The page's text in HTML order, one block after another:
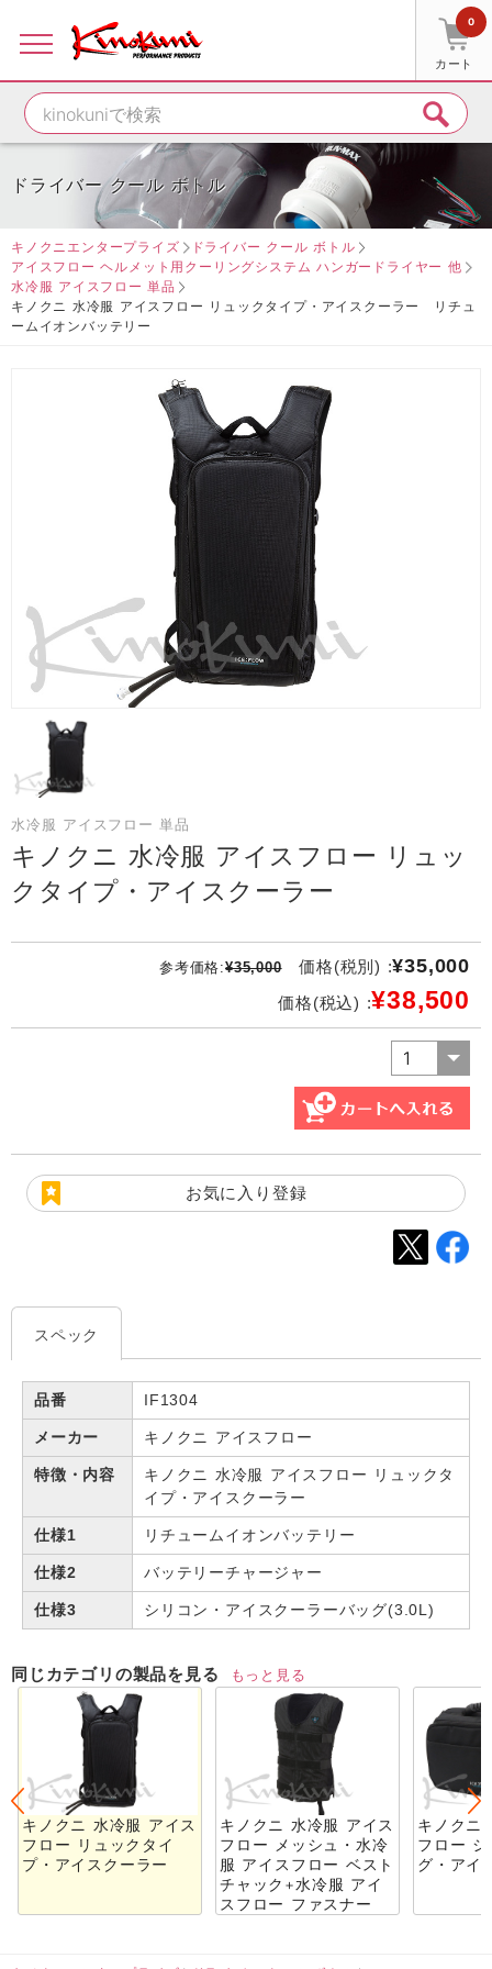
カート
0
ドライバー クール ボトル
キノクニエンタープライズ
ドライバー クール ボトル
アイスフロー ヘルメット用クーリングシステム ハンガードライヤー 他
水冷服 アイスフロー 単品
キノクニ 水冷服 アイスフロー リュックタイプ・アイスクーラー リチュ
ームイオンバッテリー
水冷服 アイスフロー 単品
キノクニ 水冷服 アイスフロー リュッ
クタイプ・アイスクーラー
参考価格:¥35,000 価格(税別) :¥35,000
価格(税込) :¥38,500
お気に入り登録
スペック
品番 IF1304
メーカー キノクニ アイスフロー
特徴・内容
キノクニ 水冷服 アイスフロー リュックタ
イプ・アイスクーラー
仕様1 リチュームイオンバッテリー
仕様2 バッテリーチャージャー
仕様3 シリコン・アイスクーラーバッグ(3.0L)
同じカテゴリの製品を見る もっと見る
キノクニ 水冷服 アイス
フロー リュックタイ
プ・アイスクーラー
キノクニ 水冷服 アイス
フロー メッシュ・水冷
服 アイスフロー ベスト
チャック+水冷服 アイ
スフロー ファスナー
キノクニ
フロー
グ・アイ